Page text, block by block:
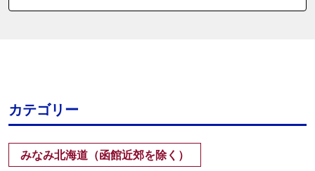
カテゴリー
みなみ北海道（函館近郊を除く）